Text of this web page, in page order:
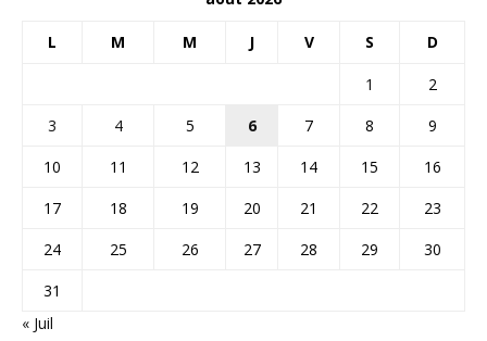
L M M J V S D
1
2
3
4 5 6 7 8
9
10
11 12 13 14 15
16
17
18 19 20 21 22
23
24
25 26 27 28 29
30
31
« Juil